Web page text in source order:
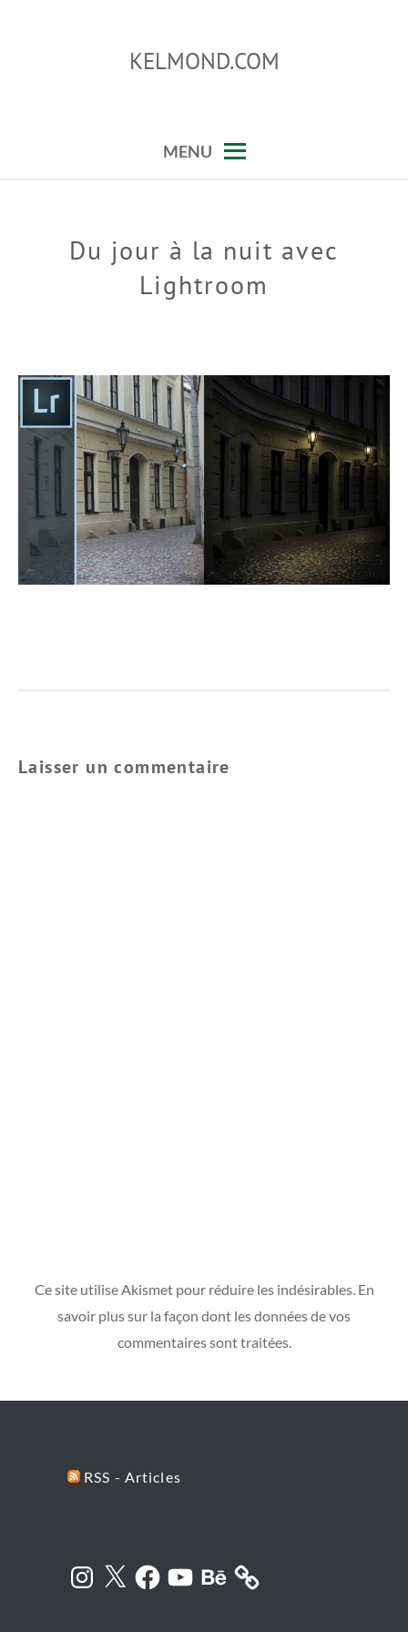
KELMOND.COM
MENU
Du jour à la nuit avec
Lightroom
Laisser un commentaire
Ce site utilise Akismet pour réduire les indésirables. En
savoir plus sur la façon dont les données de vos
commentaires sont traitées.
RSS - Articles
Instagram
X Facebook
YouTubeBehance